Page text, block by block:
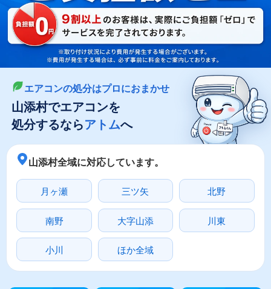
LINEやメールでカンタン依頼
メールで回収依頼 LINEで回収依頼
エアコンの処分はプロにおまかせ
山添村でエアコンを
処分するならアトムへ
山添村全域に対応しています。
月ヶ瀬 三ツ矢 北野
南野 大字山添 川東
小川 ほか全域